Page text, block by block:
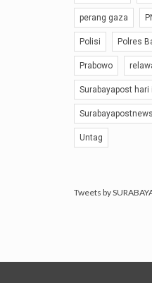
perang gaza
Polisi Polres
Prabowo
Surabayapost hari
Untag
Tweets by